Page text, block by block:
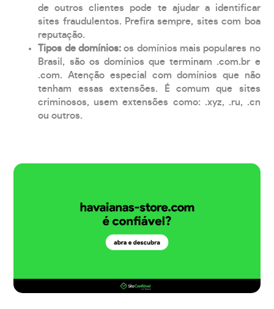
de outros clientes pode te ajudar a identificar
sites fraudulentos. Prefira sempre, sites com boa
reputação.
Tipos de domínios:os domínios mais populares no
Brasil, são os domínios que terminam .com.br e
.com. Atenção especial com domínios que não
tenham essas extensões. É comum que sites
criminosos, usem extensões como: .xyz, .ru, .cn
ou outros.